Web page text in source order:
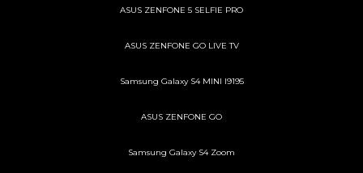
ASUS ZENFONE 5 SELFIE PRO
ASUS ZENFONE GO LIVE TV
Samsung Galaxy S4 MINI I9195
ASUS ZENFONE GO
Samsung Galaxy S4 Zoom